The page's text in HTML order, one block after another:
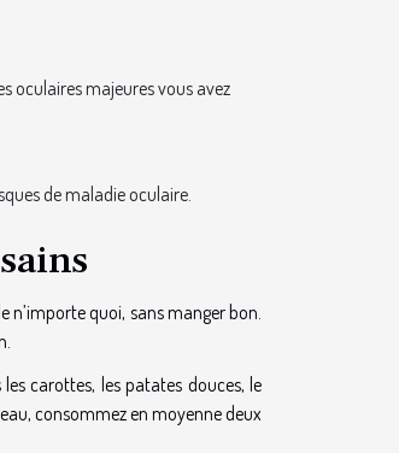
oculaires majeures vous avez
de maladie oculaire.
quoi, sans manger bon.
carottes, les patates douces, le
consommez en moyenne deux